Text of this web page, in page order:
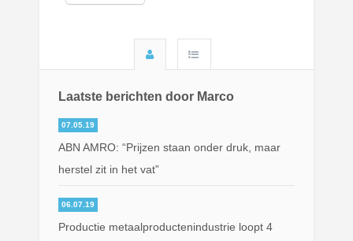
Laatste berichten door Marco
07.05.19
ABN AMRO: “Prijzen staan onder druk, maar
herstel zit in het vat”
06.07.19
Productie metaalproductenindustrie loopt 4